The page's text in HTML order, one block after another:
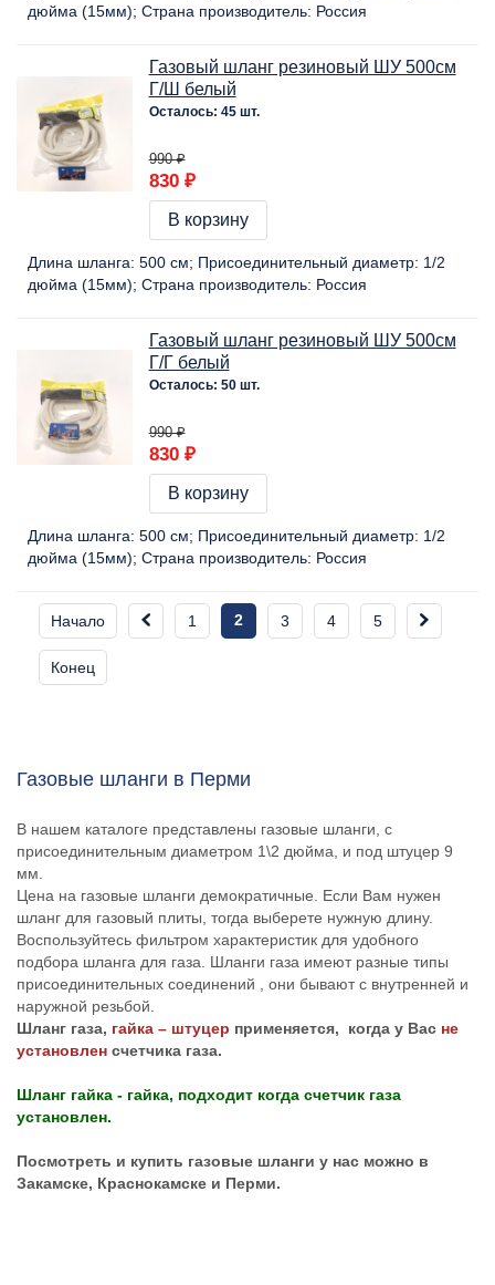
дюйма (15мм) Страна производитель: Россия
Газовый шланг резиновый ШУ 500см
Г/Ш белый
Осталось: 45 шт.
990 ₽
830 ₽
В корзину
Длина шланга: 500 cм Присоединительный диаметр: 1/2
дюйма (15мм) Страна производитель: Россия
Газовый шланг резиновый ШУ 500см
Г/Г белый
Осталось: 50 шт.
990 ₽
830 ₽
В корзину
Длина шланга: 500 cм Присоединительный диаметр: 1/2
дюйма (15мм) Страна производитель: Россия
Начало 1 2 3 4 5
Конец
Газовые шланги в Перми
В нашем каталоге представлены газовые шланги, с
присоединительным диаметром 1\2 дюйма, и под штуцер 9
мм.
Цена на газовые шланги демократичные. Если Вам нужен
шланг для газовый плиты, тогда выберете нужную длину.
Воспользуйтесь фильтром характеристик для удобного
подбора шланга для газа. Шланги газа имеют разные типы
присоединительных соединений , они бывают с внутренней и
наружной резьбой.
Шланг газа, гайка – штуцер применяется, когда у Вас не
установлен счетчика газа.
Шланг гайка - гайка, подходит когда счетчик газа
установлен.
Посмотреть и купить газовые шланги у нас можно в
Закамске, Краснокамске и Перми.